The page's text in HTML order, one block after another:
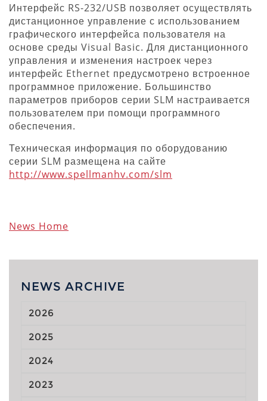
Интерфейс RS-232/USB позволяет осуществлять
дистанционное управление с использованием
графического интерфейса пользователя на
основе среды Visual Basic. Для дистанционного
управления и изменения настроек через
интерфейс Ethernet предусмотрено встроенное
программное приложение. Большинство
параметров приборов серии SLM настраивается
пользователем при помощи программного
обеспечения.
Техническая информация по оборудованию
серии SLM размещена на сайте
http://www.spellmanhv.com/slm
News Home
NEWS ARCHIVE
2026
2025
2024
2023